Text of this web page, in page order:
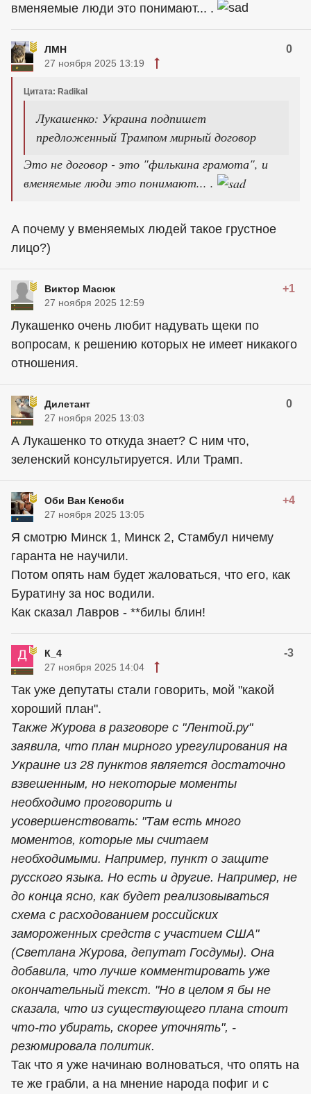
вменяемые люди это понимают... .
ЛМН 0
27 ноября 2025 13:19
Цитата: Radikal
Лукашенко: Украина подпишет
предложенный Трампом мирный договор
Это не договор - это "филькина грамота", и
вменяемые люди это понимают... .
А почему у вменяемых людей такое грустное
лицо?)
Виктор Масюк +1
27 ноября 2025 12:59
Лукашенко очень любит надувать щеки по
вопросам, к решению которых не имеет никакого
отношения.
Дилетант 0
27 ноября 2025 13:03
А Лукашенко то откуда знает? С ним что,
зеленский консультируется. Или Трамп.
Оби Ван Кеноби +4
27 ноября 2025 13:05
Я смотрю Минск 1, Минск 2, Стамбул ничему
гаранта не научили.
Потом опять нам будет жаловаться, что его, как
Буратину за нос водили.
Как сказал Лавров - **билы блин!
К_4 -3
27 ноября 2025 14:04
Так уже депутаты стали говорить, мой "какой
хороший план".
Также Журова в разговоре с "Лентой.ру"
заявила, что план мирного урегулирования на
Украине из 28 пунктов является достаточно
взвешенным, но некоторые моменты
необходимо проговорить и
усовершенствовать: "Там есть много
моментов, которые мы считаем
необходимыми. Например, пункт о защите
русского языка. Но есть и другие. Например, не
до конца ясно, как будет реализовываться
схема с расходованием российских
замороженных средств с участием США"
(Светлана Журова, депутат Госдумы). Она
добавила, что лучше комментировать уже
окончательный текст. "Но в целом я бы не
сказала, что из существующего плана стоит
что-то убирать, скорее уточнять", -
резюмировала политик.
Так что я уже начинаю волноваться, что опять на
те же грабли, а на мнение народа пофиг и с